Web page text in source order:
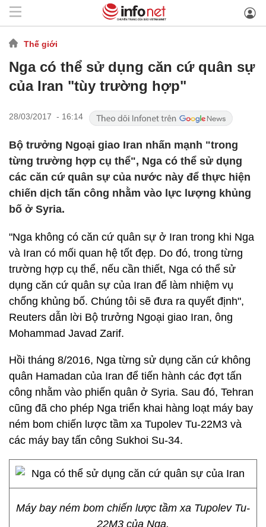
Thế giới
Nga có thể sử dụng căn cứ quân sự
của Iran "tùy trường hợp"
28/03/2017 - 16:14
Bộ trưởng Ngoại giao Iran nhấn mạnh "trong
từng trường hợp cụ thể", Nga có thể sử dụng
các căn cứ quân sự của nước này để thực hiện
chiến dịch tấn công nhằm vào lực lượng khủng
bố ở Syria.
"Nga không có căn cứ quân sự ở Iran trong khi Nga
và Iran có mối quan hệ tốt đẹp. Do đó, trong từng
trường hợp cụ thể, nếu cần thiết, Nga có thể sử
dụng căn cứ quân sự của Iran để làm nhiệm vụ
chống khủng bố. Chúng tôi sẽ đưa ra quyết định",
Reuters dẫn lời Bộ trưởng Ngoại giao Iran, ông
Mohammad Javad Zarif.
Hồi tháng 8/2016, Nga từng sử dụng căn cứ không
quân Hamadan của Iran để tiến hành các đợt tấn
công nhằm vào phiến quân ở Syria. Sau đó, Tehran
cũng đã cho phép Nga triển khai hàng loạt máy bay
ném bom chiến lược tầm xa Tupolev Tu-22M3 và
các máy bay tấn công Sukhoi Su-34.
Máy bay ném bom chiến lược tầm xa Tupolev Tu-
22M3 của Nga.